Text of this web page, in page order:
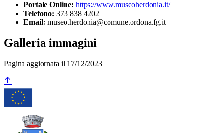
Portale Online: https://www.museoherdonia.it/
Telefono: 373 838 4202
Email: museo.herdonia@comune.ordona.fg.it
Galleria immagini
Pagina aggiornata il 17/12/2023